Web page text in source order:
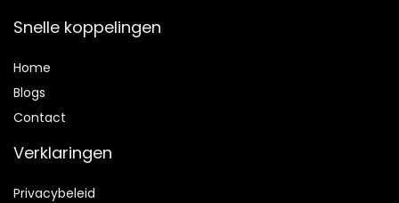
Snelle koppelingen
Home
Blogs
Contact
Verklaringen
Privacybeleid